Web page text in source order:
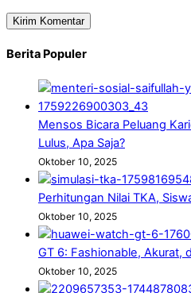
Berita Populer
Mensos Bicara Peluang
Lulus, Apa Saja?
Oktober 10, 2025
Perhitungan Nilai TKA,
Oktober 10, 2025
GT 6: Fashionable, Akurat,
Oktober 10, 2025